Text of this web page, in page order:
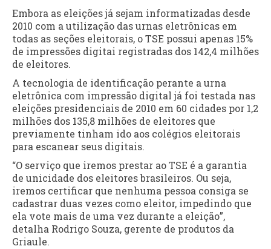
Embora as eleições já sejam informatizadas desde
2010 com a utilização das urnas eletrônicas em
todas as seções eleitorais, o TSE possui apenas 15%
de impressões digitai registradas dos 142,4 milhões
de eleitores.
A tecnologia de identificação perante a urna
eletrônica com impressão digital já foi testada nas
eleições presidenciais de 2010 em 60 cidades por 1,2
milhões dos 135,8 milhões de eleitores que
previamente tinham ido aos colégios eleitorais
para escanear seus digitais.
“O serviço que iremos prestar ao TSE é a garantia
de unicidade dos eleitores brasileiros. Ou seja,
iremos certificar que nenhuma pessoa consiga se
cadastrar duas vezes como eleitor, impedindo que
ela vote mais de uma vez durante a eleição”,
detalha Rodrigo Souza, gerente de produtos da
Griaule.